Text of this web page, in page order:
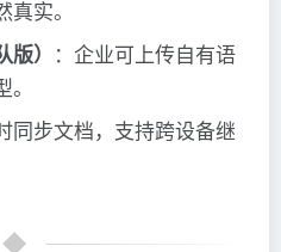
真实。
）
：企业可上传自有语
同步文档，支持跨设备继